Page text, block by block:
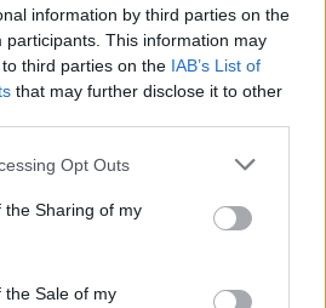
information by third parties on the
participants. This information may
third parties on the IAB’s List of
that may further disclose it to other
Opt Outs
the Sharing of my
the Sale of my
la propera vegada que comenti.